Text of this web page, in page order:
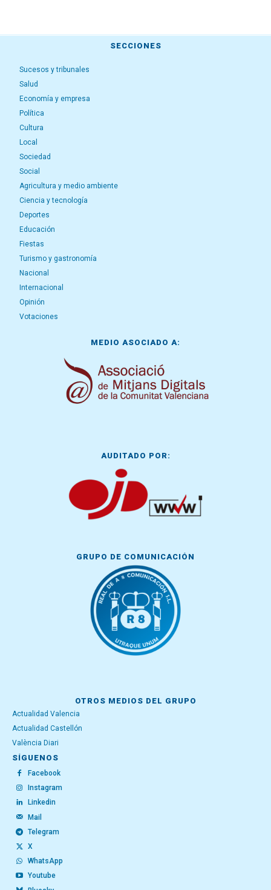
SECCIONES
Sucesos y tribunales
Salud
Economía y empresa
Política
Cultura
Local
Sociedad
Social
Agricultura y medio ambiente
Ciencia y tecnología
Deportes
Educación
Fiestas
Turismo y gastronomía
Nacional
Internacional
Opinión
Votaciones
MEDIO ASOCIADO A:
AUDITADO POR:
GRUPO DE COMUNICACIÓN
OTROS MEDIOS DEL GRUPO
Actualidad Valencia
Actualidad Castellón
València Diari
SÍGUENOS
Facebook
Instagram
Linkedin
Mail
Telegram
X
WhatsApp
Youtube